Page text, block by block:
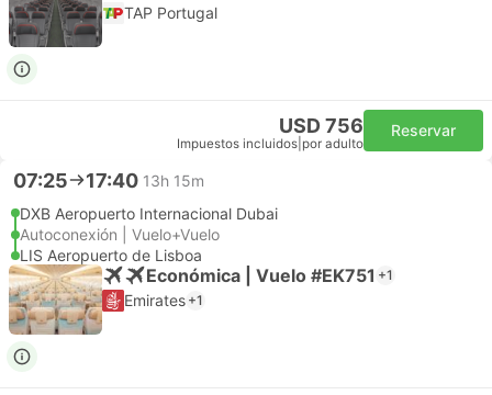
TAP Portugal
USD 756
Impuestos incluidos por adulto
Reservar
07:25 17:40 13h 15m
DXB Aeropuerto Internacional Dubai
Autoconexión | Vuelo+Vuelo
LIS Aeropuerto de Lisboa
Económica | Vuelo #EK751 +1
Emirates +1